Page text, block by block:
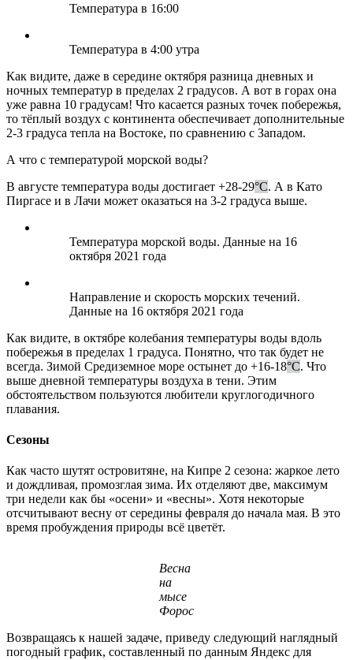
Температура в 16:00
Температура в 4:00 утра
Как видите, даже в середине октября разница дневных и
ночных температур в пределах 2 градусов. А вот в горах она
уже равна 10 градусам! Что касается разных точек побережья,
то тёплый воздух с континента обеспечивает дополнительные
2-3 градуса тепла на Востоке, по сравнению с Западом.
А что с температурой морской воды?
В августе температура воды достигает +28-29°C. А в Като
Пиргасе и в Лачи может оказаться на 3-2 градуса выше.
Температура морской воды. Данные на 16
октября 2021 года
Направление и скорость морских течений.
Данные на 16 октября 2021 года
Как видите, в октябре колебания температуры воды вдоль
побережья в пределах 1 градуса. Понятно, что так будет не
всегда. Зимой Средиземное море остынет до +16-18°C. Что
выше дневной температуры воздуха в тени. Этим
обстоятельством пользуются любители круглогодичного
плавания.
Сезоны
Как часто шутят островитяне, на Кипре 2 сезона: жаркое лето
и дождливая, промозглая зима. Их отделяют две, максимум
три недели как бы «осени» и «весны». Хотя некоторые
отсчитывают весну от середины февраля до начала мая. В это
время пробуждения природы всё цветёт.
Весна
на
мысе
Форос
Возвращаясь к нашей задаче, приведу следующий наглядный
погодный график, составленный по данным Яндекс для